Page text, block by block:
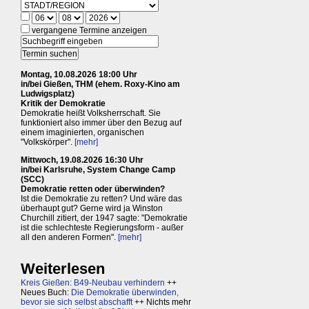
vergangene Termine anzeigen
Montag, 10.08.2026 18:00 Uhr
in/bei Gießen, THM (ehem. Roxy-Kino am
Ludwigsplatz)
Kritik der Demokratie
Demokratie heißt Volksherrschaft. Sie
funktioniert also immer über den Bezug auf
einem imaginierten, organischen
"Volkskörper". [mehr]
Mittwoch, 19.08.2026 16:30 Uhr
in/bei Karlsruhe, System Change Camp
(SCC)
Demokratie retten oder überwinden?
Ist die Demokratie zu retten? Und wäre das
überhaupt gut? Gerne wird ja Winston
Churchill zitiert, der 1947 sagte: "Demokratie
ist die schlechteste Regierungsform - außer
all den anderen Formen". [mehr]
Weiterlesen
Kreis Gießen: B49-Neubau verhindern ++
Neues Buch: Die Demokratie überwinden,
bevor sie sich selbst abschafft++ Nichts mehr